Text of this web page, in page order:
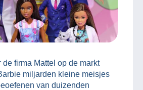
firma Mattel op de markt
miljarden kleine meisjes
van duizenden